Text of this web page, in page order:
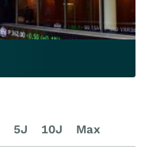
5J 10J Max